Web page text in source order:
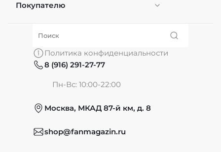
Персонификация
Покупателю
О нас
Обмен и возврат
Политика конфиденциальности
8 (916) 291-27-77
Пн-Вс: 10:00-22:00
Москва, МКАД 87-й км, д. 8
shop@fanmagazin.ru